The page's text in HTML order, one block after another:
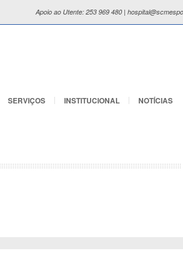
Apoio ao Utente: 253 969 480 |
SERVIÇOS INSTITUCIONAL NOTÍCIAS